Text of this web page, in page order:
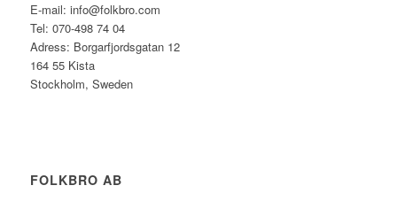
E-mail: info@folkbro.com
Tel: 070-498 74 04
Adress: Borgarfjordsgatan 12
164 55 Kista
Stockholm, Sweden
FOLKBRO AB